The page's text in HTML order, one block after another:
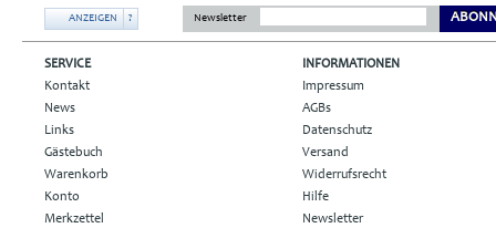
ANZEIGEN ? Newsletter
SERVICE
Kontakt
News
Links
Gästebuch
Warenkorb
Konto
Merkzettel
INFORMATIONEN
Impressum
AGBs
Datenschutz
Versand
Widerrufsrecht
Hilfe
Newsletter